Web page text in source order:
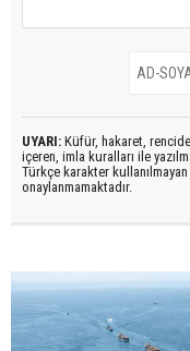
UYARI: Küfür, hakaret,
içeren, imla kuralları ile
Türkçe karakter
onaylanmamaktadır.